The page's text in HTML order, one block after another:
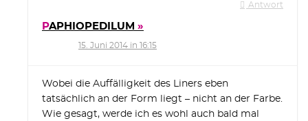
Antwort
PAPHIOPEDILUM
15. Juni 2014 in 16:15
Wobei die Auffälligkeit des Liners eben
tatsächlich an der Form liegt – nicht an der Farbe.
Wie gesagt, werde ich es wohl auch bald mal